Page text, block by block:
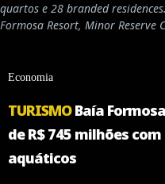
quartos e 28 branded
Formosa Resort, Minor Reserve
Economia
TURISMOBaía
de R$ 745 milhões
aquáticos